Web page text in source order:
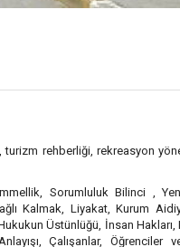
rehberliği, rekreasyon
Sorumluluk Bilinci ,
Kalmak, Liyakat, Kurum
Üstünlüğü, İnsan Hakları,
Çalışanlar, Öğrenciler